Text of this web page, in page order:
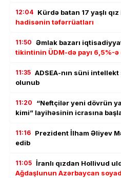
12:04 Kürdə batan 17 yaşlı
hadisənin təfərrüatları
11:50 Əmlak bazarı
tikintinin ÜDM-də payı 6,5%-ə
11:35 ADSEA-nın süni
olunub
11:20
“Neftçilər yeni dövrün
kimi” layihəsinin icrasına
11:16 Prezident İlham Əliyev
edib
11:05 İranlı qızdan Hollivud
Ağdaşlunun Azərbaycan